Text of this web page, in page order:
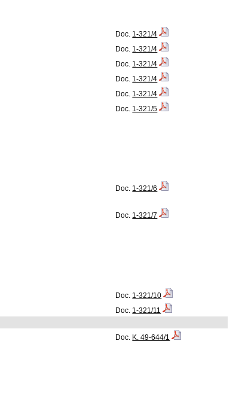
Doc. 1-321/4
Doc. 1-321/4
Doc. 1-321/4
Doc. 1-321/4
Doc. 1-321/4
Doc. 1-321/5
Doc. 1-321/6
Doc. 1-321/7
Doc. 1-321/10
Doc. 1-321/11
Doc. K. 49-644/1